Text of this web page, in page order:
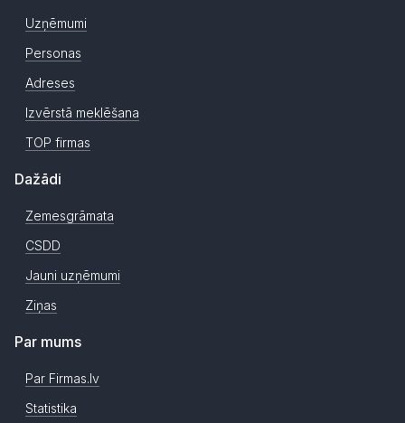
Uzņēmumi
Personas
Adreses
Izvērstā meklēšana
TOP firmas
Dažādi
Zemesgrāmata
CSDD
Jauni uzņēmumi
Ziņas
Par mums
Par Firmas.lv
Statistika